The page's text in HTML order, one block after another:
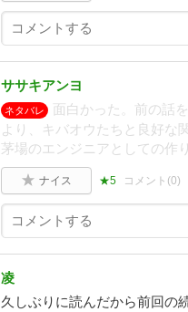
ササキアンヨ
ネタバレ
面白かった。前の話
より、キバオウたちと良好な
茅場のエンジニアとしての作
ナイス ★5 コメント(0)
凌
久しぶりに読んだから前回の